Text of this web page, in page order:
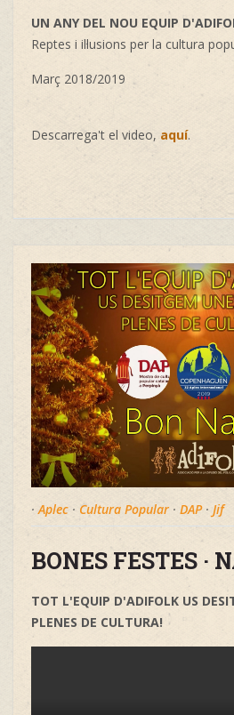
UN ANY DEL NOU EQUIP
Reptes i il·lusions per la cultura
Març 2018/2019
Descarrega't el video, aquí.
·Aplec · Cultura Popular · DAP· Jif
BONES FESTES ·
TOT L'EQUIP D'ADIFOLK US
PLENES DE CULTURA!